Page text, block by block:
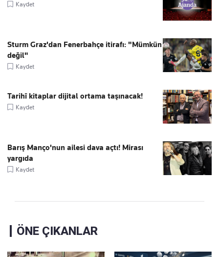
Kaydet
Sturm Graz'dan Fenerbahçe itirafı: "Mümkün
değil"
Kaydet
Tarihî kitaplar dijital ortama taşınacak!
Kaydet
Barış Manço'nun ailesi dava açtı! Mirası
yargıda
Kaydet
ÖNE ÇIKANLAR